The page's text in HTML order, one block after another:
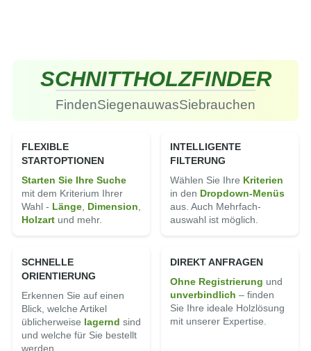
SCHNITTHOLZFINDER
FindenSiegenauwasSiebrauchen
FLEXIBLE
STARTOPTIONEN
Starten Sie Ihre Suche
mit dem Kriterium Ihrer
Wahl - Länge, Di­men­sion,
Holz­artund mehr.
INTELLIGENTE
FILTERUNG
Wählen Sie Ihre Kriterien
in den Dropdown-Menüs
aus. Auch Mehrfach­
auswahl ist möglich.
SCHNELLE
ORIENTIERUNG
Erkennen Sie auf einen
Blick, welche Artikel
üblicherweise lagernd sind
und welche für Sie bestellt
werden.
DIREKT ANFRAGEN
Ohne Registrierung und
un­ver­bindlich – finden
Sie Ihre ideale Holz­lösung
mit unserer Expertise.